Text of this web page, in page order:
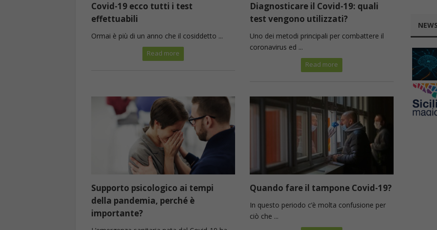
Covid-19 ecco tutti i test
effettuabili
Ormai è più di un anno che il cosiddetto ...
Read more
Diagnosticare il Covid-19: quali
test vengono utilizzati?
Uno dei metodi principali per combattere il
coronavirus ed ...
Read more
Supporto psicologico ai tempi
della pandemia, perché è
importante?
Quando fare il tampone Covid-19?
In questo periodo c’è molta confusione per
ciò che ...